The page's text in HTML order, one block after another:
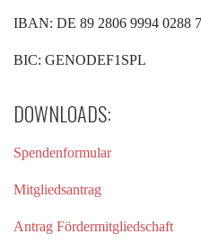
IBAN: DE 89 2806 9994 0288
BIC: GENODEF1SPL
DOWNLOADS:
Spendenformular
Mitgliedsantrag
Antrag Fördermitgliedschaft